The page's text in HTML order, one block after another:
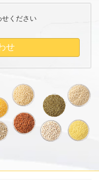
せください
せ